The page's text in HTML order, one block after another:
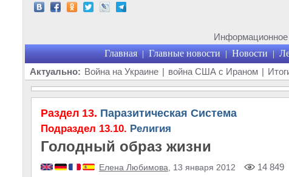
Информационное
Главная | Главные новости | Новости |
Актуально: Война на Украине | война США с Ираном |
Раздел 13. Паразитическая Система
Подраздел 13.10. Религия
Голодный образ жизни
Елена Любимова , 13 января 2012 14 849